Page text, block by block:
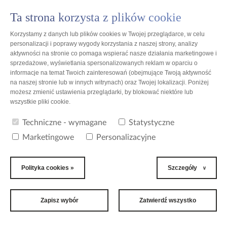
Ta strona korzysta z plików cookie
Korzystamy z danych lub plików cookies w Twojej przeglądarce, w celu
personalizacji i poprawy wygody korzystania z naszej strony, analizy
aktywności na stronie co pomaga wspierać nasze działania marketingowe i
sprzedażowe, wyświetlania spersonalizowanych reklam w oparciu o
informacje na temat Twoich zainteresowań (obejmujące Twoją aktywność
na naszej stronie lub w innych witrynach) oraz Twojej lokalizacji. Poniżej
możesz zmienić ustawienia przeglądarki, by blokować niektóre lub
wszystkie pliki cookie.
Techniczne - wymagane
Statystyczne
Marketingowe
Personalizacyjne
Polityka cookies » Szczegóły
Zapisz wybór Zatwierdź wszystko
Ilość znalezionych lokalizacji: 0
Polska
2006 - 2026 All Rights Reserved
Informacje o danych osobowych
Polityka cookies
Kontakt